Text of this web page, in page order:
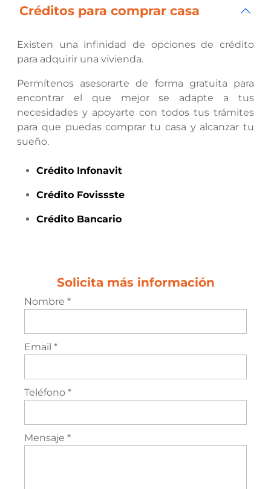
Créditos para comprar casa
Existen una infinidad de opciones de crédito
para adquirir una vivienda.
Permítenos asesorarte de forma gratuita para
encontrar el que mejor se adapte a tus
necesidades y apoyarte con todos tus trámites
para que puedas comprar tu casa y alcanzar tu
sueño.
Crédito Infonavit
Crédito Fovissste
Crédito Bancario
Solicita más información
Nombre *
Email *
Teléfono *
Mensaje *